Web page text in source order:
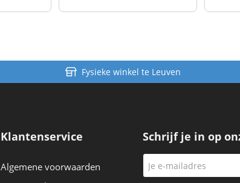
Fysieke winkel te Leuven
Klantenservice
Algemene voorwaarden
Schrijf je in op